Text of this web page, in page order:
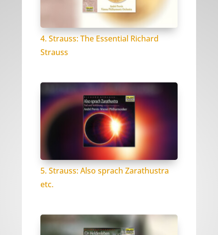
4. Strauss: The Essential Richard
Strauss
5. Strauss: Also sprach Zarathustra
etc.